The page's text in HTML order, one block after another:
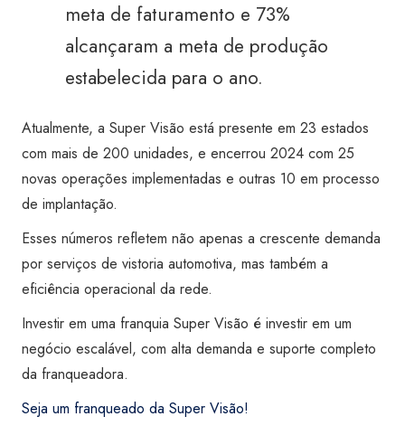
meta de faturamento e 73%
alcançaram a meta de produção
estabelecida para o ano.
Atualmente, a Super Visão está presente em 23 estados
com mais de 200 unidades, e encerrou 2024 com 25
novas operações implementadas e outras 10 em processo
de implantação.
Esses números refletem não apenas a crescente demanda
por serviços de vistoria automotiva, mas também a
eficiência operacional da rede.
Investir em uma franquia Super Visão é investir em um
negócio escalável, com alta demanda e suporte completo
da franqueadora.
Seja um franqueado da Super Visão!